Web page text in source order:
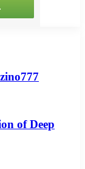
of Deep